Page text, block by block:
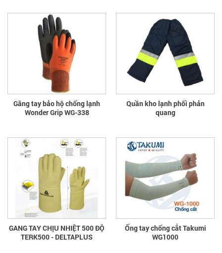
Găng tay bảo hộ chống lạnh
Wonder Grip WG-338
Quần kho lạnh phối phản
quang
GANG TAY CHỊU NHIỆT 500 ĐỘ
TERK500 - DELTAPLUS
Ống tay chống cắt Takumi
WG1000